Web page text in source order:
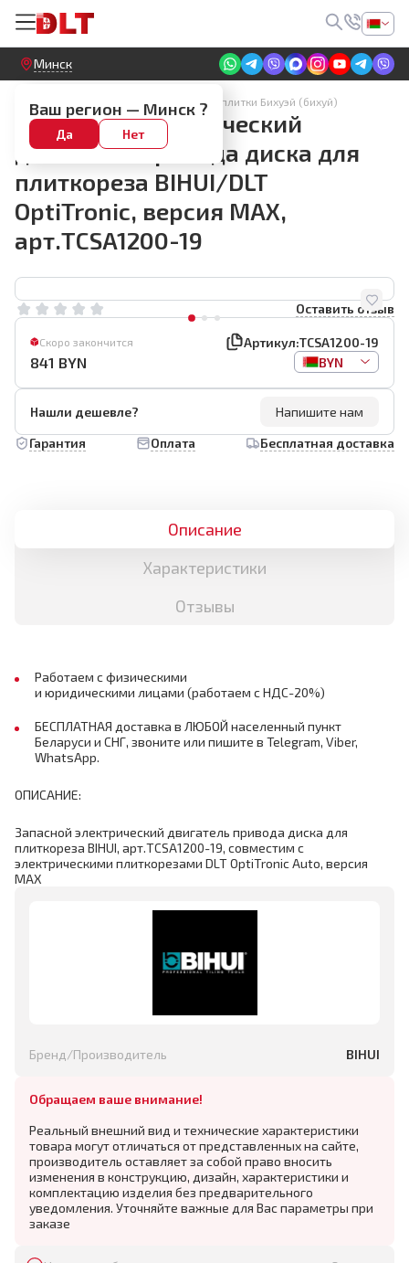
Круглосуточный! Прием заявок на сайте
Минск
Ваш регион — Минск ?
Да Нет
BIHUI Tools Инструмент для укладки плитки Бихуэй (бихуй)
Запасной электрический
двигатель привода диска для
плиткореза BIHUI/DLT
OptiTronic, версия MAX,
арт.TCSA1200-19
Оставить отзыв
Скоро закончится Артикул:TCSA1200-19
841 BYN BYN
Нашли дешевле?
Напишите нам
Гарантия
Оплата Бесплатная доставка
Описание
Характеристики
Отзывы
Работаем с физическими
и юридическими лицами (работаем с НДС-20%)
БЕСПЛАТНАЯ доставка в ЛЮБОЙ населенный пункт
Беларуси и СНГ, звоните или пишите в Telegram, Viber,
WhatsApp.
ОПИСАНИЕ:
Запасной электрический двигатель привода диска для
плиткореза BIHUI, арт.TCSA1200-19, совместим с
электрическими плиткорезами DLT OptiTronic Auto, версия
MAX
Бренд/Производитель BIHUI
Обращаем ваше внимание!
Реальный внешний вид и технические характеристики
товара могут отличаться от представленных на сайте,
производитель оставляет за собой право вносить
изменения в конструкцию, дизайн, характеристики и
комплектацию изделия без предварительного
уведомления. Уточняйте важные для Вас параметры при
заказе